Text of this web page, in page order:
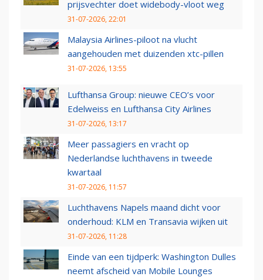
prijsvechter doet widebody-vloot weg
31-07-2026, 22:01
Malaysia Airlines-piloot na vlucht
aangehouden met duizenden xtc-pillen
31-07-2026, 13:55
Lufthansa Group: nieuwe CEO’s voor
Edelweiss en Lufthansa City Airlines
31-07-2026, 13:17
Meer passagiers en vracht op
Nederlandse luchthavens in tweede
kwartaal
31-07-2026, 11:57
Luchthavens Napels maand dicht voor
onderhoud: KLM en Transavia wijken uit
31-07-2026, 11:28
Einde van een tijdperk: Washington Dulles
neemt afscheid van Mobile Lounges